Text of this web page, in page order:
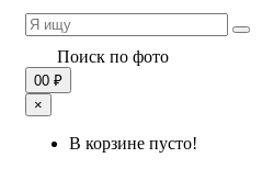
Поиск по фото
00 ₽
×
В корзине пусто!